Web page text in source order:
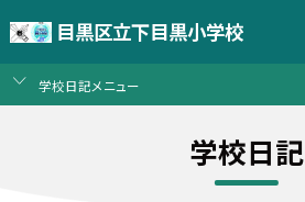
目黒区立下目黒小学校
学校日記メニュー
学校日記